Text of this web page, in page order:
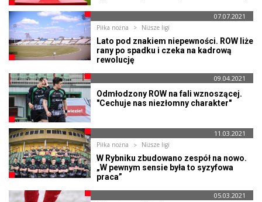
07.07.2021
Piłka nożna Niższe ligi
Lato pod znakiem niepewności. ROW liże
rany po spadku i czeka na kadrową
rewolucję
09.04.2021
Odmłodzony ROW na fali wznoszącej.
"Cechuje nas niezłomny charakter"
11.03.2021
Piłka nożna Niższe ligi
W Rybniku zbudowano zespół na nowo.
„W pewnym sensie była to syzyfowa
praca”
05.03.2021